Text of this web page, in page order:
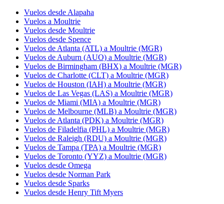
Vuelos desde Alapaha
Vuelos a Moultrie
Vuelos desde Moultrie
Vuelos desde Spence
Vuelos de Atlanta (ATL) a Moultrie (MGR)
Vuelos de Auburn (AUO) a Moultrie (MGR)
Vuelos de Birmingham (BHX) a Moultrie (MGR)
Vuelos de Charlotte (CLT) a Moultrie (MGR)
Vuelos de Houston (IAH) a Moultrie (MGR)
Vuelos de Las Vegas (LAS) a Moultrie (MGR)
Vuelos de Miami (MIA) a Moultrie (MGR)
Vuelos de Melbourne (MLB) a Moultrie (MGR)
Vuelos de Atlanta (PDK) a Moultrie (MGR)
Vuelos de Filadelfia (PHL) a Moultrie (MGR)
Vuelos de Raleigh (RDU) a Moultrie (MGR)
Vuelos de Tampa (TPA) a Moultrie (MGR)
Vuelos de Toronto (YYZ) a Moultrie (MGR)
Vuelos desde Omega
Vuelos desde Norman Park
Vuelos desde Sparks
Vuelos desde Henry Tift Myers